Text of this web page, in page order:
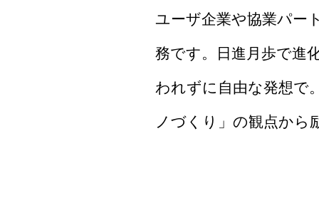
ユーザ企業や協業パー
務です。日進月歩で進
われずに自由な発想で
ノづくり」の観点から